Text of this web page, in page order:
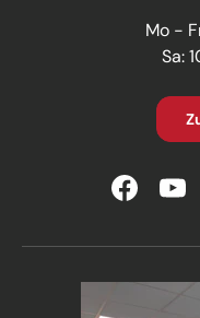
Mo -
Sa:
Facebook